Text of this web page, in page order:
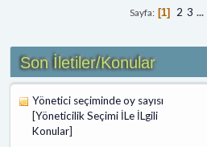
Sayfa 1 2 3 ...
Son İletiler/Konular
Yönetici seçiminde oy sayısı
[Yöneticilik Seçimi İLe İLgili
Konular]